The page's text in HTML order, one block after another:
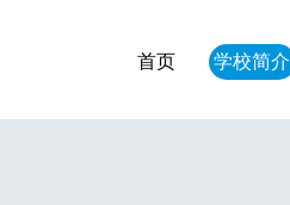
首页 学校简介